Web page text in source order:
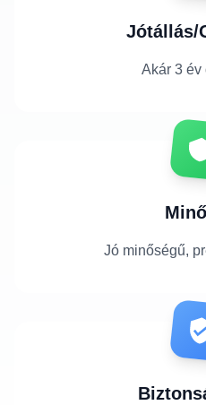
Jótállás/
Akár 3 év
Jó minőségű,